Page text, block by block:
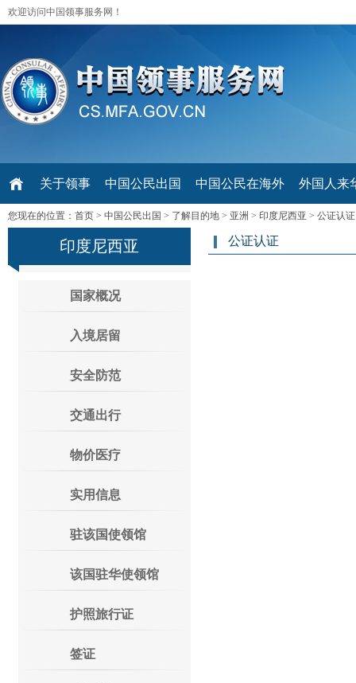
欢迎访问中国领事服务网！
关于领事 中国公民出国 中国公民在海外 外国人来
您现在的位置： 首页 > 中国公民出国 > 了解目的地 > 亚洲 > 印度尼西亚 > 公证认证
印度尼西亚
国家概况
入境居留
安全防范
交通出行
物价医疗
实用信息
驻该国使领馆
该国驻华使领馆
护照旅行证
签证
公证认证